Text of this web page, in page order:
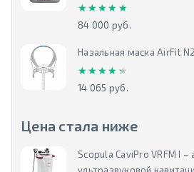
★★★★★
★★★★★
84 000 руб.
Назальная маска AirFit
★★★★★
★★★★★
14 065 руб.
Цена стала ниже
Scopula CaviPro VRFM I –